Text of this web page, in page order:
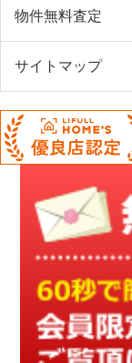
物件無料査定
サイトマップ